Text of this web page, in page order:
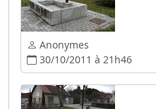
Anonymes
30/10/2011 à 21h46